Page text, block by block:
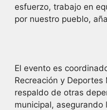
esfuerzo, trabajo en
por nuestro pueblo,
El evento es
Recreación y Deportes
respaldo de otras
municipal, asegurando